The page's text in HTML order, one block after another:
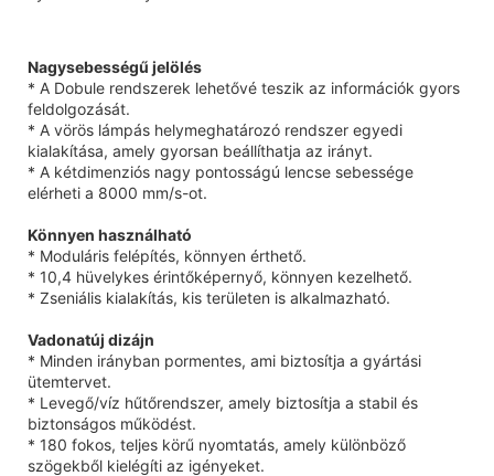
Nagysebességű jelölés
* A Dobule rendszerek lehetővé teszik az információk gyors
feldolgozását.
* A vörös lámpás helymeghatározó rendszer egyedi
kialakítása, amely gyorsan beállíthatja az irányt.
* A kétdimenziós nagy pontosságú lencse sebessége
elérheti a 8000 mm/s-ot.
Könnyen használható
* Moduláris felépítés, könnyen érthető.
* 10,4 hüvelykes érintőképernyő, könnyen kezelhető.
* Zseniális kialakítás, kis területen is alkalmazható.
Vadonatúj dizájn
* Minden irányban pormentes, ami biztosítja a gyártási
ütemtervet.
* Levegő/víz hűtőrendszer, amely biztosítja a stabil és
biztonságos működést.
* 180 fokos, teljes körű nyomtatás, amely különböző
szögekből kielégíti az igényeket.